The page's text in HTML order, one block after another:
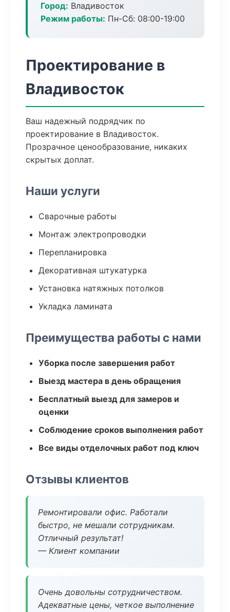
Город: Владивосток
Режим работы: Пн-Сб: 08:00-19:00
Проектирование в
Владивосток
Ваш надежный подрядчик по
проектирование в Владивосток.
Прозрачное ценообразование, никаких
скрытых доплат.
Наши услуги
Сварочные работы
Монтаж электропроводки
Перепланировка
Декоративная штукатурка
Установка натяжных потолков
Укладка ламината
Преимущества работы с нами
Уборка после завершения работ
Выезд мастера в день обращения
Бесплатный выезд для замеров и
оценки
Соблюдение сроков выполнения работ
Все виды отделочных работ под ключ
Отзывы клиентов
Ремонтировали офис. Работали
быстро, не мешали сотрудникам.
Отличный результат!
— Клиент компании
Очень довольны сотрудничеством.
Адекватные цены, четкое выполнение